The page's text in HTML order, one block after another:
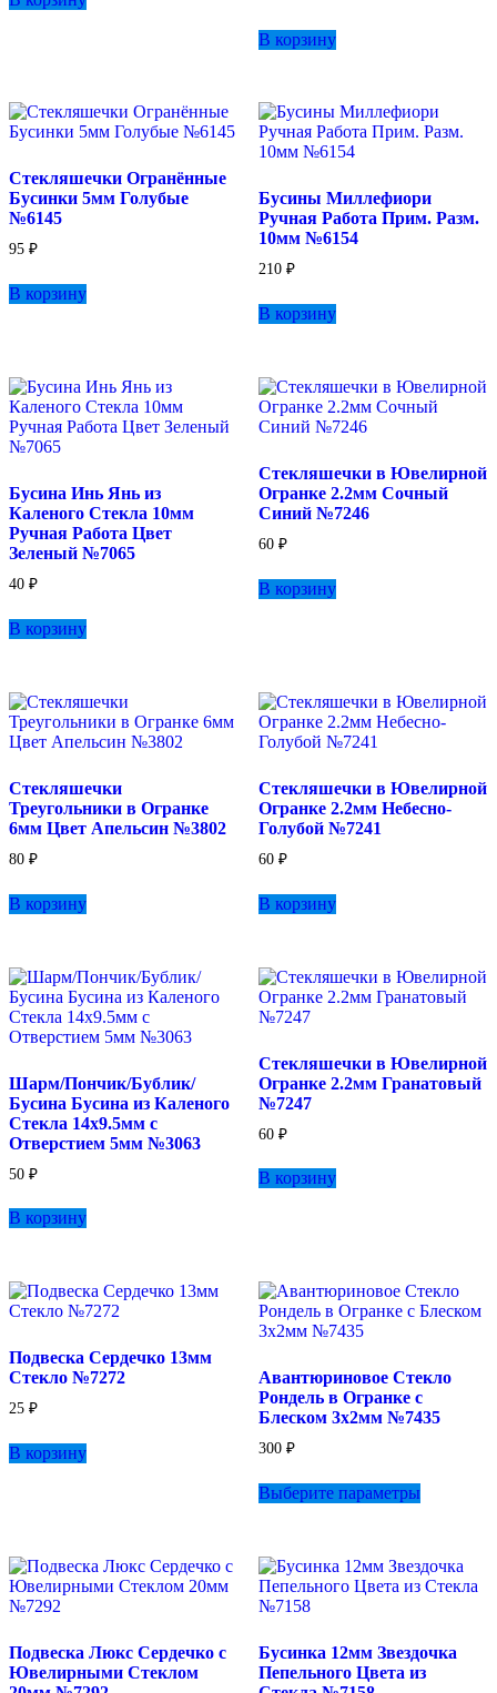
В корзину
Стекляшечки Огранённые
Бусинки 5мм Голубые
№6145
95 ₽
В корзину
Бусины Миллефиори
Ручная Работа Прим. Разм.
10мм №6154
210 ₽
В корзину
Бусина Инь Янь из
Каленого Стекла 10мм
Ручная Работа Цвет
Зеленый №7065
40 ₽
В корзину
Стекляшечки в Ювелирной
Огранке 2.2мм Сочный
Синий №7246
60 ₽
В корзину
Стекляшечки
Треугольники в Огранке
6мм Цвет Апельсин №3802
80 ₽
В корзину
Стекляшечки в Ювелирной
Огранке 2.2мм Небесно-
Голубой №7241
60 ₽
В корзину
Шарм/Пончик/Бублик/
Бусина Бусина из Каленого
Стекла 14х9.5мм с
Отверстием 5мм №3063
50 ₽
В корзину
Стекляшечки в Ювелирной
Огранке 2.2мм Гранатовый
№7247
60 ₽
В корзину
Подвеска Сердечко 13мм
Стекло №7272
25 ₽
В корзину
Авантюриновое Стекло
Рондель в Огранке с
Блеском 3х2мм №7435
300 ₽
Выберите параметрытовар
Опции
можно
странице
товара.
Подвеска Люкс Сердечко с
Ювелирными Стеклом
Бусинка 12мм Звездочка
Пепельного Цвета из